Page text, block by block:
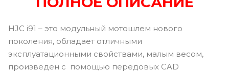
HJC i91 – это модульный мотошлем нового
поколения, обладает отличными
эксплуатационными свойствами, малым весом,
произведен с помощью передовых CAD